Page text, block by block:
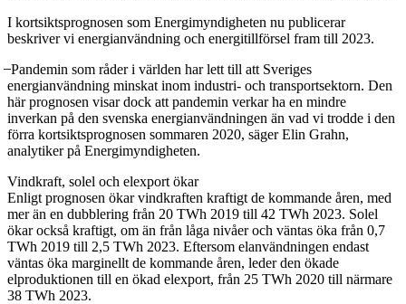
I kortsiktsprognosen som Energimyndigheten nu publicerar
beskriver vi energianvändning och energitillförsel fram till 2023.
̶ Pandemin som råder i världen har lett till att Sveriges
energianvändning minskat inom industri- och transportsektorn. Den
här prognosen visar dock att pandemin verkar ha en mindre
inverkan på den svenska energianvändningen än vad vi trodde i den
förra kortsiktsprognosen sommaren 2020, säger Elin Grahn,
analytiker på Energimyndigheten.
Vindkraft, solel och elexport ökar
Enligt prognosen ökar vindkraften kraftigt de kommande åren, med
mer än en dubblering från 20 TWh 2019 till 42 TWh 2023. Solel
ökar också kraftigt, om än från låga nivåer och väntas öka från 0,7
TWh 2019 till 2,5 TWh 2023. Eftersom elanvändningen endast
väntas öka marginellt de kommande åren, leder den ökade
elproduktionen till en ökad elexport, från 25 TWh 2020 till närmare
38 TWh 2023.